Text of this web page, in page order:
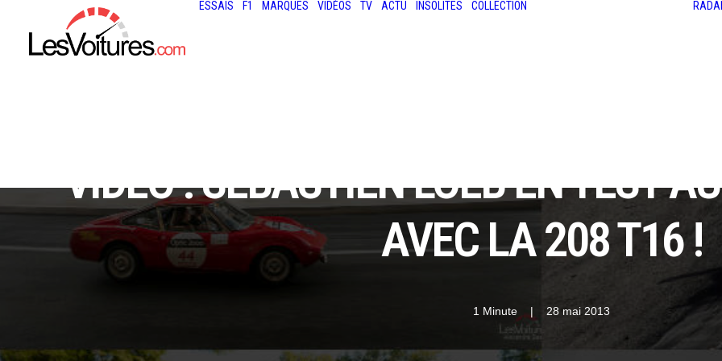
ESSAIS F1 MARQUES VIDÉOS TV ACTU INSOLITES COLLECTION
VIDÉO : SÉBASTIEN LOEB EN TEST
AVEC LA 208 T16 !
1 Minute | 28 mai 2013